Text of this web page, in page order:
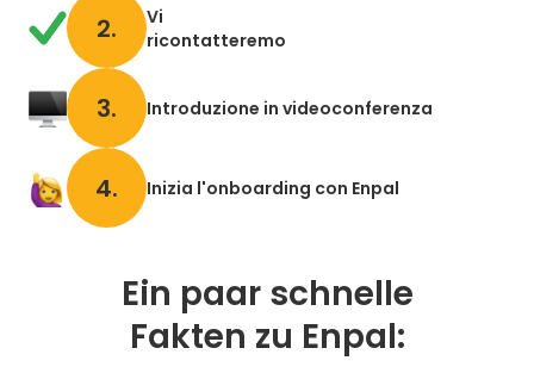
2.
Vi
ricontatteremo
3. Introduzione in videoconferenza
4. Inizia l'onboarding con Enpal
Ein paar schnelle
Fakten zu Enpal: